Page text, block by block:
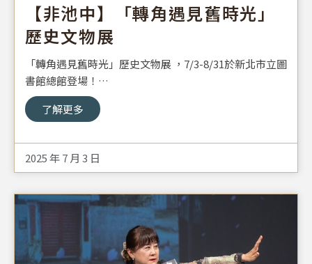
【非池中】「轉角遇見舊時光」
歷史文物展
「轉角遇見舊時光」歷史文物展 ，7/3-8/31於新北市立圖
書館總館登場！
延續去年於 #新北市立圖書館總館 、展示介紹 #遷臺歷史
文物；今年暑假，我們特地策畫「 #轉角遇見舊時光 」展
軸，邀請您走進臺灣早年的時光廊道。
了解更多
2025 年 7 月 3 日